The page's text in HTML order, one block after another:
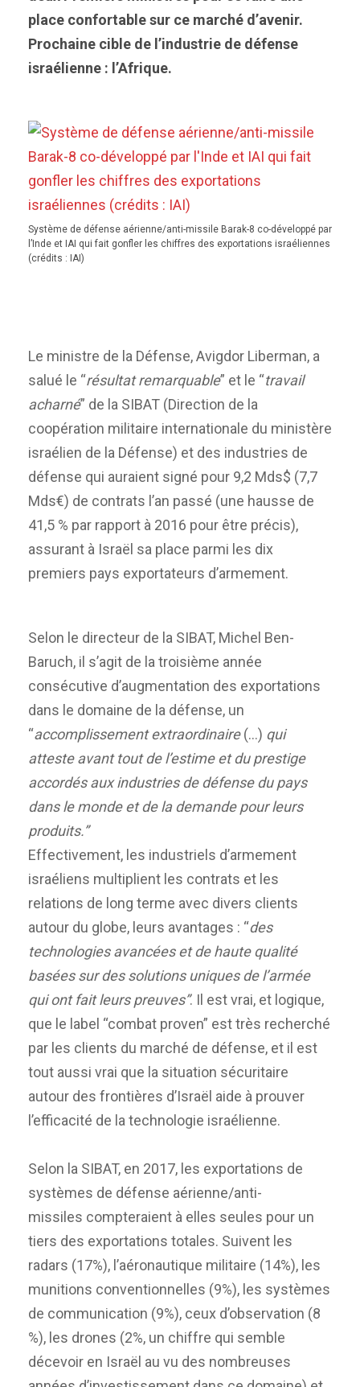
place confortable sur ce marché d’avenir.
Prochaine cible de l’industrie de défense
israélienne : l’Afrique.
Système de défense aérienne/anti-missile Barak-8 co-développé par
l’Inde et IAI qui fait gonfler les chiffres des exportations israéliennes
(crédits : IAI)
Le ministre de la Défense, Avigdor Liberman, a
salué le “résultat remarquable” et le “travail
acharné” de la SIBAT (Direction de la
coopération militaire internationale du ministère
israélien de la Défense) et des industries de
défense qui auraient signé pour 9,2 Mds$ (7,7
Mds€) de contrats l’an passé (une hausse de
41,5 % par rapport à 2016 pour être précis),
assurant à Israël sa place parmi les dix
premiers pays exportateurs d’armement.
Selon le directeur de la SIBAT, Michel Ben-
Baruch, il s’agit de la troisième année
consécutive d’augmentation des exportations
dans le domaine de la défense, un
“accomplissementextraordinaire(…) qui
atteste avant tout de l’estime et du prestige
accordés aux industries de défense du pays
dans le monde et de la demande pour leurs
produits.”
Effectivement, les industriels d’armement
israéliens multiplient les contrats et les
relations de long terme avec divers clients
autour du globe, leurs avantages : “des
technologies avancées et de haute qualité
basées sur des solutions uniques de l’armée
qui ont fait leurs preuves”. Il est vrai, et logique,
que le label “combat proven” est très recherché
par les clients du marché de défense, et il est
tout aussi vrai que la situation sécuritaire
autour des frontières d’Israël aide à prouver
l’efficacité de la technologie israélienne.
Selon la SIBAT, en 2017, les exportations de
systèmes de défense aérienne/anti-
missiles compteraient à elles seules pour un
tiers des exportations totales. Suivent les
radars (17%), l’aéronautique militaire (14%), les
munitions conventionnelles (9%), les systèmes
de communication (9%), ceux d’observation (8
%), les drones (2%, un chiffre qui semble
décevoir en Israël au vu des nombreuses